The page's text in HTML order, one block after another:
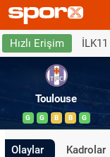
Hızlı Erişim İLK11
Toulouse
G G B B G
Olaylar Kadrolar